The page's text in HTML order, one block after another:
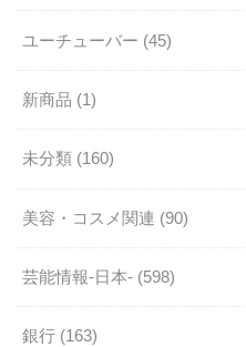
ユーチューバー (45)
新商品 (1)
未分類 (160)
美容・コスメ関連 (90)
芸能情報-日本- (598)
銀行 (163)